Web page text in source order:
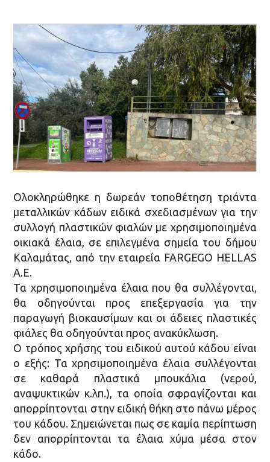
Ολοκληρώθηκε η δωρεάν τοποθέτηση τριάντα
μεταλλικών κάδων ειδικά σχεδιασμένων για την
συλλογή πλαστικών φιαλών με χρησιμοποιημένα
οικιακά έλαια, σε επιλεγμένα σημεία του δήμου
Καλαμάτας, από την εταιρεία FARGEGO HELLAS
A.E.
Τα χρησιμοποιημένα έλαια που θα συλλέγονται,
θα οδηγούνται προς επεξεργασία για την
παραγωγή βιοκαυσίμων και οι άδειες πλαστικές
φιάλες θα οδηγούνται προς ανακύκλωση.
Ο τρόπος χρήσης του ειδικού αυτού κάδου είναι
ο εξής: Τα χρησιμοποιημένα έλαια συλλέγονται
σε καθαρά πλαστικά μπουκάλια (νερού,
αναψυκτικών κ.λπ.), τα οποία σφραγίζονται και
απορρίπτονται στην ειδική θήκη στο πάνω μέρος
του κάδου. Σημειώνεται πως σε καμία περίπτωση
δεν απορρίπτονται τα έλαια χύμα μέσα στον
κάδο.